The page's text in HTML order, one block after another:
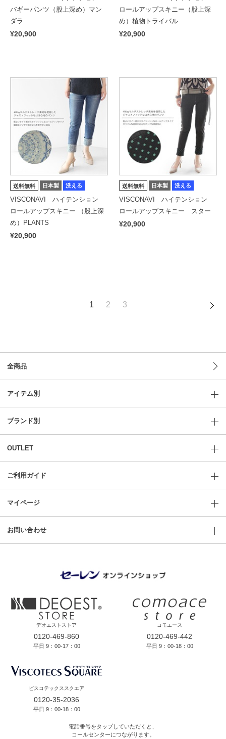
バギーパンツ（股上深め）マン
ダラ
¥20,900
ロールアップスキニー（股上深
め）植物トライバル
¥20,900
送料無料 日本製 洗える
VISCONAVI ハイテンション
ロールアップスキニー （股上深
め）PLANTS
¥20,900
送料無料 日本製 洗える
VISCONAVI ハイテンション
ロールアップスキニー スター
¥20,900
1 2 3
全商品
アイテム別
ブランド別
OUTLET
ご利用ガイド
マイページ
お問い合わせ
デオエストストア
0120-469-860
平日 9：00-17：00
コモエース
0120-469-442
平日 9：00-18：00
ビスコテックススクエア
0120-35-2036
平日 9：00-18：00
電話番号をタップしていただくと、
コールセンターにつながります。